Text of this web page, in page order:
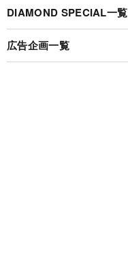
DIAMOND SPECIAL一覧
広告企画一覧